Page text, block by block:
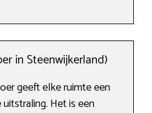
in Steenwijkerland)
geeft elke ruimte een
Het is een